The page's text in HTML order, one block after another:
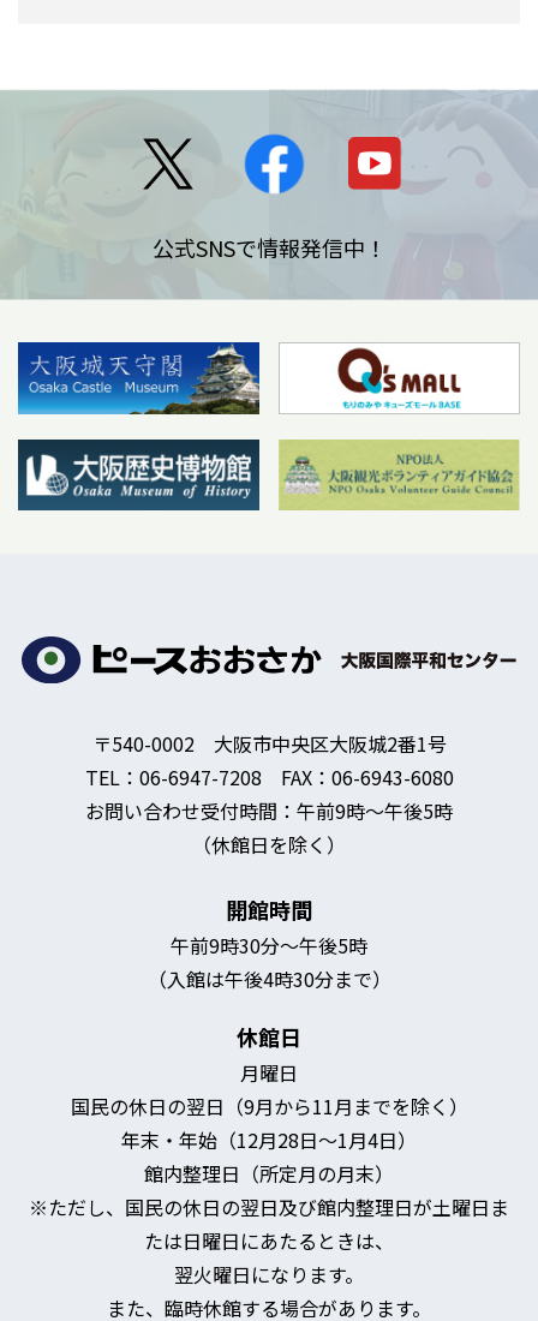
公式SNSで情報発信中！
〒540-0002 大阪市中央区大阪城2番1号
TEL：06-6947-7208 FAX：06-6943-6080
お問い合わせ受付時間：午前9時～午後5時
（休館日を除く）
開館時間
午前9時30分～午後5時
（入館は午後4時30分まで）
休館日
月曜日
国民の休日の翌日（9月から11月までを除く）
年末・年始（12月28日～1月4日）
館内整理日（所定月の月末）
※ただし、国民の休日の翌日及び館内整理日が土曜日ま
たは日曜日にあたるときは、
翌火曜日になります。
また、臨時休館する場合があります。